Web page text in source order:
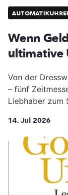
Wenn
ultimative
Von der
– fünf
Liebhaber zum
14. Jul 2026